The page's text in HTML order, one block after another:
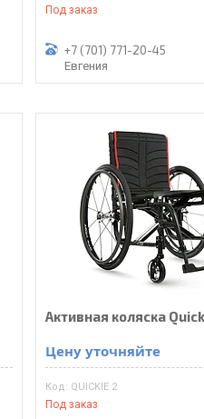
Под заказ
+7 (701) 771-20-45
Евгения
Активная коляска
Цену уточняйте
QUICKIE 2
Под заказ